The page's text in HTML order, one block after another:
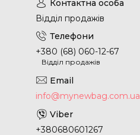
Відділ продажів
+380 (68) 060-12-67
Відділ продажів
info@mynewbag.com.ua
+380680601267